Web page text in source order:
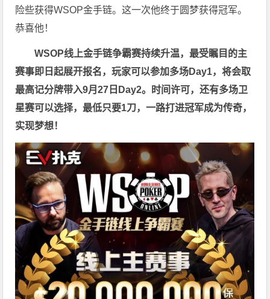
险些获得WSOP金手链。这一次他终于圆梦获得冠军。
恭喜他！
WSOP线上金手链争霸赛持续升温，最受瞩目的主
赛事即日起展开报名，玩家可以参加多场Day1，将会取
最高记分牌带入9月27日Day2。时间许可，还有多场卫
星赛可以选择，最低只要1刀，一路打进冠军成为传奇，
实现梦想！